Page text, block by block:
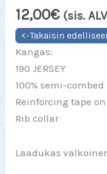
12,00€ (sis.
Kangas:
190 JERSEY
100% semi-
Reinforcing tape
Rib collar
Laadukas